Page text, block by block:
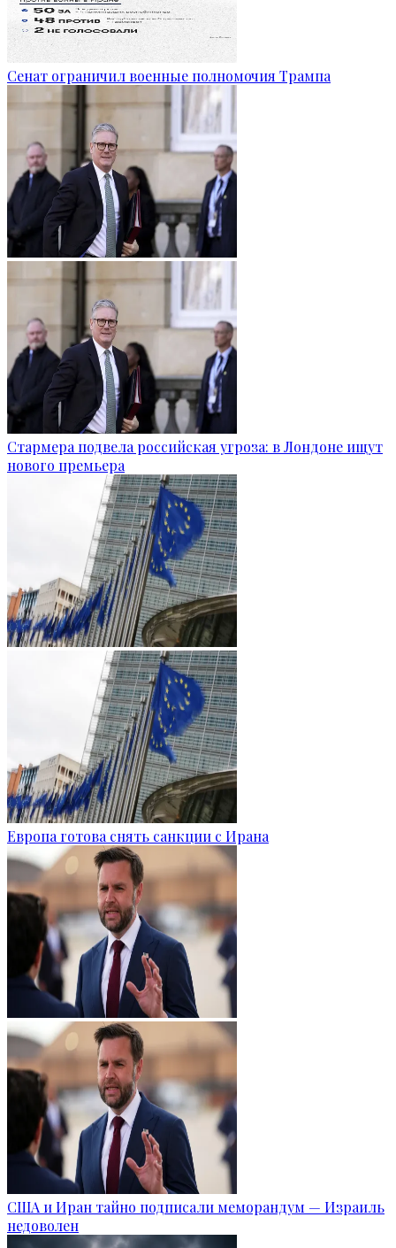
Сенат ограничил военные полномочия Трампа
Стармера подвела российская угроза: в Лондоне ищут
нового премьера
Европа готова снять санкции с Ирана
США и Иран тайно подписали меморандум — Израиль
недоволен